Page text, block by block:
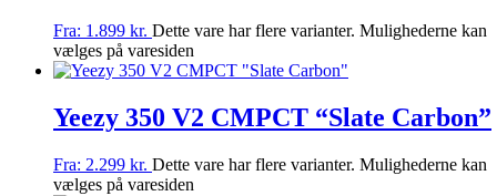
Fra: 1.899 kr. Dette vare har flere varianter. Mulighederne kan
vælges på varesiden
Yeezy 350 V2 CMPCT “Slate Carbon”
Fra: 2.299 kr. Dette vare har flere varianter. Mulighederne kan
vælges på varesiden